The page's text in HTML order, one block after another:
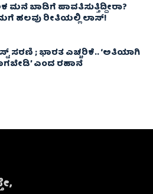
ಮನೆ ಬಾಡಿಗೆ ಪಾವತಿಸುತ್ತಿದ್ದೀರಾ?
ಹಲವು ರೀತಿಯಲ್ಲಿ ಲಾಸ್!
ಸರಣಿ ; ಭಾರತ ಎಚ್ಚರಿಕೆ.. ‘ಅತಿಯಾಗಿ
ಎಂದ ರಹಾನೆ